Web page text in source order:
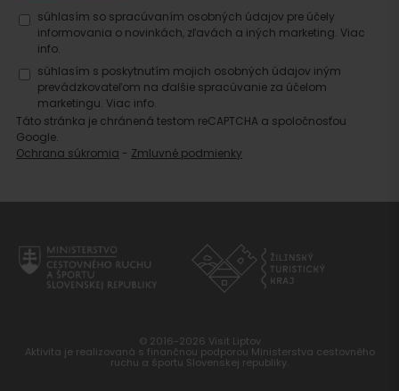
súhlasím so spracúvaním osobných údajov pre účely
informovania o novinkách, zľavách a iných marketing. Viac
info.
súhlasím s poskytnutím mojich osobných údajov iným
prevádzkovateľom na ďalšie spracúvanie za účelom
marketingu. Viac info.
Táto stránka je chránená testom reCAPTCHA a spoločnosťou
Google.
Ochrana súkromia - Zmluvné podmienky
© 2016-2026 Visit Liptov
Aktivita je realizovaná s finančnou podporou Ministerstva cestovného
ruchu a športu Slovenskej republiky.